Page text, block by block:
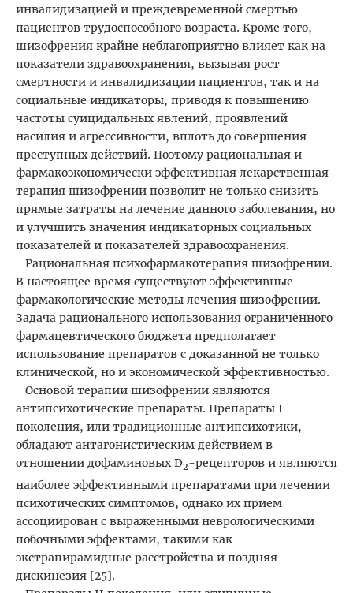
инвалидизацией и преждевременной смертью
пациентов трудоспособного возраста. Кроме того,
шизофрения крайне неблагоприятно влияет как на
показатели здравоохранения, вызывая рост
смертности и инвалидизации пациентов, так и на
социальные индикаторы, приводя к повышению
частоты суицидальных явлений, проявлений
насилия и агрессивности, вплоть до совершения
преступных действий. Поэтому рациональная и
фармакоэкономически эффективная лекарственная
терапия шизофрении позволит не только снизить
прямые затраты на лечение данного заболевания, но
и улучшить значения индикаторных социальных
показателей и показателей здравоохранения.
Рациональная психофармакотерапия шизофрении.
В настоящее время существуют эффективные
фармакологические методы лечения шизофрении.
Задача рационального использования ограниченного
фармацевтического бюджета предполагает
использование препаратов с доказанной не только
клинической, но и экономической эффективностью.
Основой терапии шизофрении являются
антипсихотические препараты. Препараты I
поколения, или традиционные антипсихотики,
обладают антагонистическим действием в
отношении дофаминовых D2-рецепторов и являются
наиболее эффективными препаратами при лечении
психотических симптомов, однако их прием
ассоциирован с выраженными неврологическими
побочными эффектами, такими как
экстрапирамидные расстройства и поздняя
дискинезия [25].